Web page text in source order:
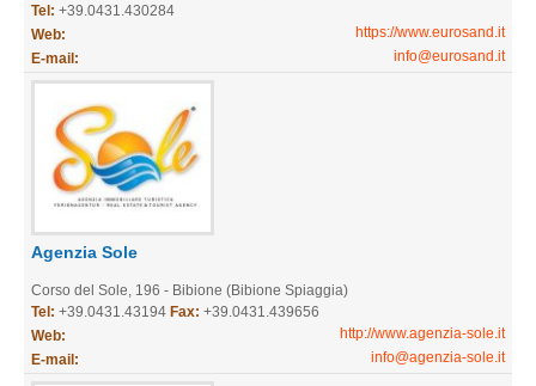
Tel: +39.0431.430284
Web:
https://www.eurosand.it
E-mail:
info@eurosand.it
Agenzia Sole
Corso del Sole, 196 - Bibione (Bibione Spiaggia)
Tel: +39.0431.43194 Fax: +39.0431.439656
Web:
http://www.agenzia-sole.it
E-mail:
info@agenzia-sole.it